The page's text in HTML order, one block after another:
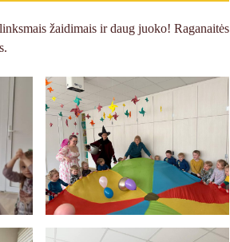
žaidimais ir daug juoko! Raganaitės